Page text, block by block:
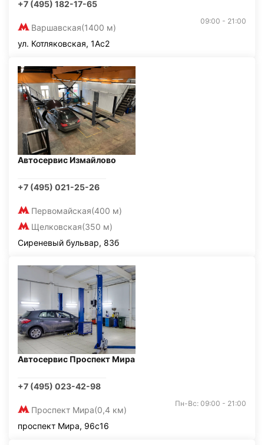
+7 (495) 182-17-65
Варшавская(1400 м)
09:00 - 21:00
ул. Котляковская, 1Ас2
Автосервис Измайлово
+7 (495) 021-25-26
Первомайская(400 м)
Щелковская(350 м)
Сиреневый бульвар, 83б
Автосервис Проспект Мира
+7 (495) 023-42-98
Проспект Мира(0,4 км)
Пн-Вс: 09:00 - 21:00
проспект Мира, 96с16